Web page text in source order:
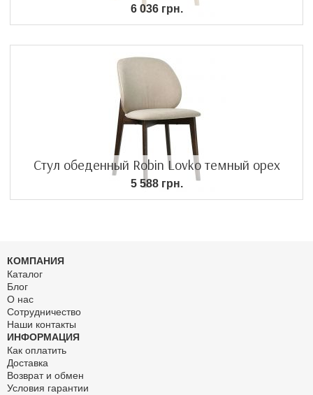
6 036 грн.
Стул обеденный Robin Lovko темный орех
5 588 грн.
КОМПАНИЯ
Каталог
Блог
О нас
Сотрудничество
Наши контакты
ИНФОРМАЦИЯ
Как оплатить
Доставка
Возврат и обмен
Условия гарантии